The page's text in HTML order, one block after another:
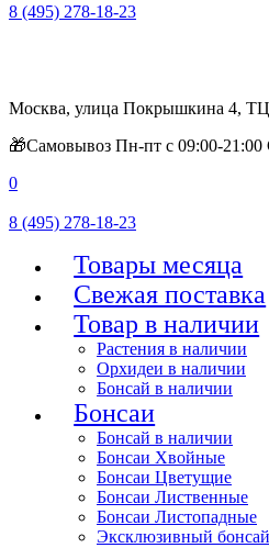
8 (495) 278-18-23
Москва, улица Покрышкина 4, ТЦ
🎁Самовывоз Пн-пт с 09:00-21:00
0
8 (495) 278-18-23
Товары месяца
Свежая поставка
Товар в наличии
Растения в наличии
Орхидеи в наличии
Бонсай в наличии
Бонсаи
Бонсай в наличии
Бонсаи Хвойные
Бонсаи Цветущие
Бонсаи Лиственные
Бонсаи Листопадные
Эксклюзивный бонсай